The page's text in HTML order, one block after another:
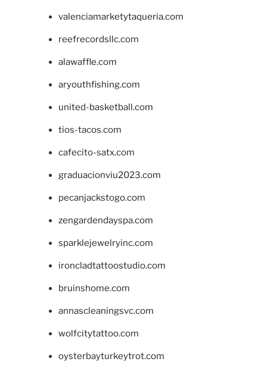
valenciamarketytaqueria.com
reefrecordsllc.com
alawaffle.com
aryouthfishing.com
united-basketball.com
tios-tacos.com
cafecito-satx.com
graduacionviu2023.com
pecanjackstogo.com
zengardendayspa.com
sparklejewelryinc.com
ironcladtattoostudio.com
bruinshome.com
annascleaningsvc.com
wolfcitytattoo.com
oysterbayturkeytrot.com